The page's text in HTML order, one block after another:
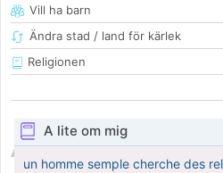
Vill ha barn
Ändra stad / land för kärlek
Religionen
A lite om mig
un homme semple cherche des